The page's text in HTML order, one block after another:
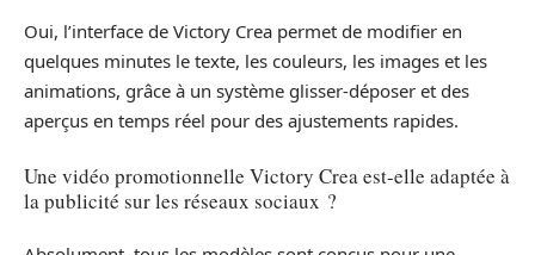
Oui, l’interface de Victory Crea permet de modifier en
quelques minutes le texte, les couleurs, les images et les
animations, grâce à un système glisser-déposer et des
aperçus en temps réel pour des ajustements rapides.
Une vidéo promotionnelle Victory Crea est-elle adaptée à
la publicité sur les réseaux sociaux ?